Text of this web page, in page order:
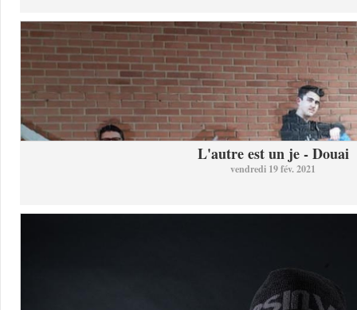
L'autre est un je - Douai
vendredi 19 fév. 2021